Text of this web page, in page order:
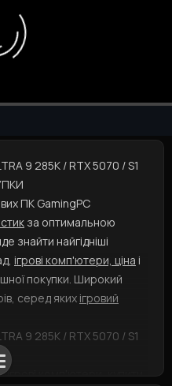
9 285K / RTX 5070 / S1
ПК GamingPC
за оптимальною
знайти найгідніші
ігрові комп'ютери, ціна і
покупки. Широкий
серед яких ігровий
9 285K / RTX 5070 / S1
ігрові комп'ютери, купити